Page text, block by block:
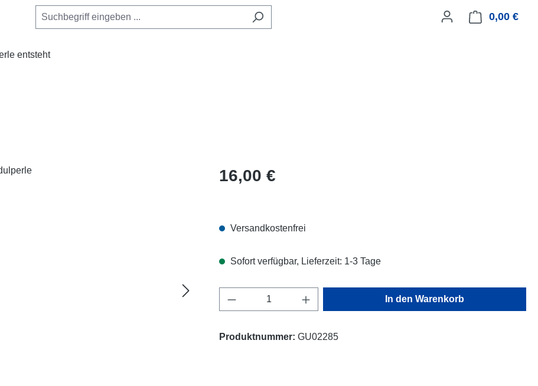
0,00 €
entsteht
Regulärer Preis:
16,00 €
Versandkostenfrei
Sofort verfügbar, Lieferzeit: 1-3 Tage
Produkt Anzahl: Gib den gewünschten Wert ein
In den Warenkorb
Produktnummer: GU02285